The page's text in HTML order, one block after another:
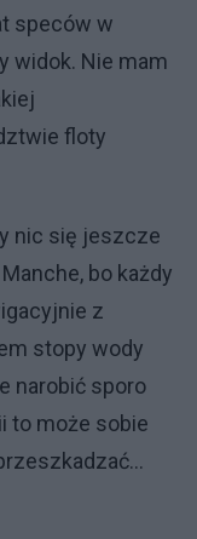
speców w
widok. Nie mam
floty
nic się jeszcze
bo każdy
z
stopy wody
narobić sporo
to może sobie